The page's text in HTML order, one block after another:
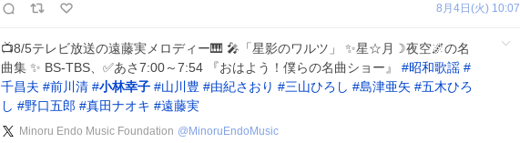
8月4日(火) 10:07
📺8/5テレビ放送の遠藤実メロディー🎹 🎤「星影のワルツ」 ✨星☆月☽夜空🌌の名
曲集 ✨ BS-TBS、✅あさ7:00～7:54 『おはよう！僕らの名曲ショー』 #昭和歌謡 #
千昌夫 #前川清 #小林幸子 #山川豊 #由紀さおり #三山ひろし #島津亜矢 #五木ひろ
し #野口五郎 #真田ナオキ #遠藤実
Minoru Endo Music Foundation @ MinoruEndoMusic